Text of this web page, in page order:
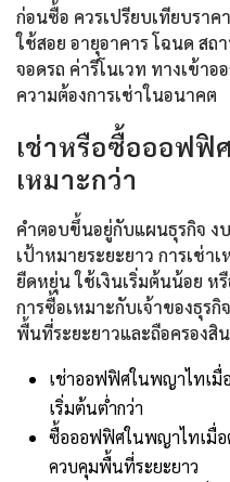
ก่อนซื้อ ควรเปรียบเทียบรา
ใช้สอย อายุอาคาร โฉนด สถ
จอดรถ ค่ารีโนเวท ทางเข้า
ความต้องการเช่าในอนาคต
เช่าหรือซื้อออฟฟิ
เหมาะกว่า
คำตอบขึ้นอยู่กับแผนธุรกิจ ง
เป้าหมายระยะยาว การเช่
ยืดหยุ่น ใช้เงินเริ่มต้นน้อย
การซื้อเหมาะกับเจ้าของธุร
พื้นที่ระยะยาวและถือครอง
เช่าออฟฟิศในพญาไทเมื่
เริ่มต้นต่ำกว่า
ซื้อออฟฟิศในพญาไทเมื่อ
ควบคุมพื้นที่ระยะยาว